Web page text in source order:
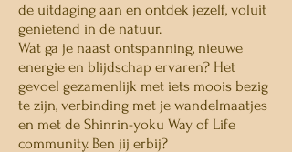
de uitdaging aan en ontdek jezelf, voluit
genietend in de natuur.
Wat ga je naast ontspanning, nieuwe
energie en blijdschap ervaren? Het
gevoel gezamenlijk met iets moois bezig
te zijn, verbinding met je wandelmaatjes
en met de Shinrin-yoku Way of Life
community. Ben jij erbij?